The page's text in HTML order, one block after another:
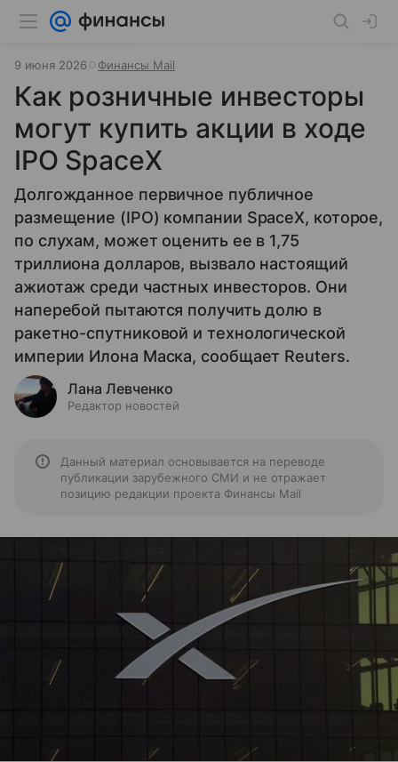
9 июня 2026 Финансы Mail
Как розничные инвесторы
могут купить акции в ходе
IPO SpaceX
Долгожданное первичное публичное
размещение (IPO) компании SpaceX, которое,
по слухам, может оценить ее в 1,75
триллиона долларов, вызвало настоящий
ажиотаж среди частных инвесторов. Они
наперебой пытаются получить долю в
ракетно-спутниковой и технологической
империи Илона Маска, сообщает Reuters.
Лана Левченко
Редактор новостей
Данный материал основывается на переводе
публикации зарубежного СМИ и не отражает
позицию редакции проекта Финансы Mail